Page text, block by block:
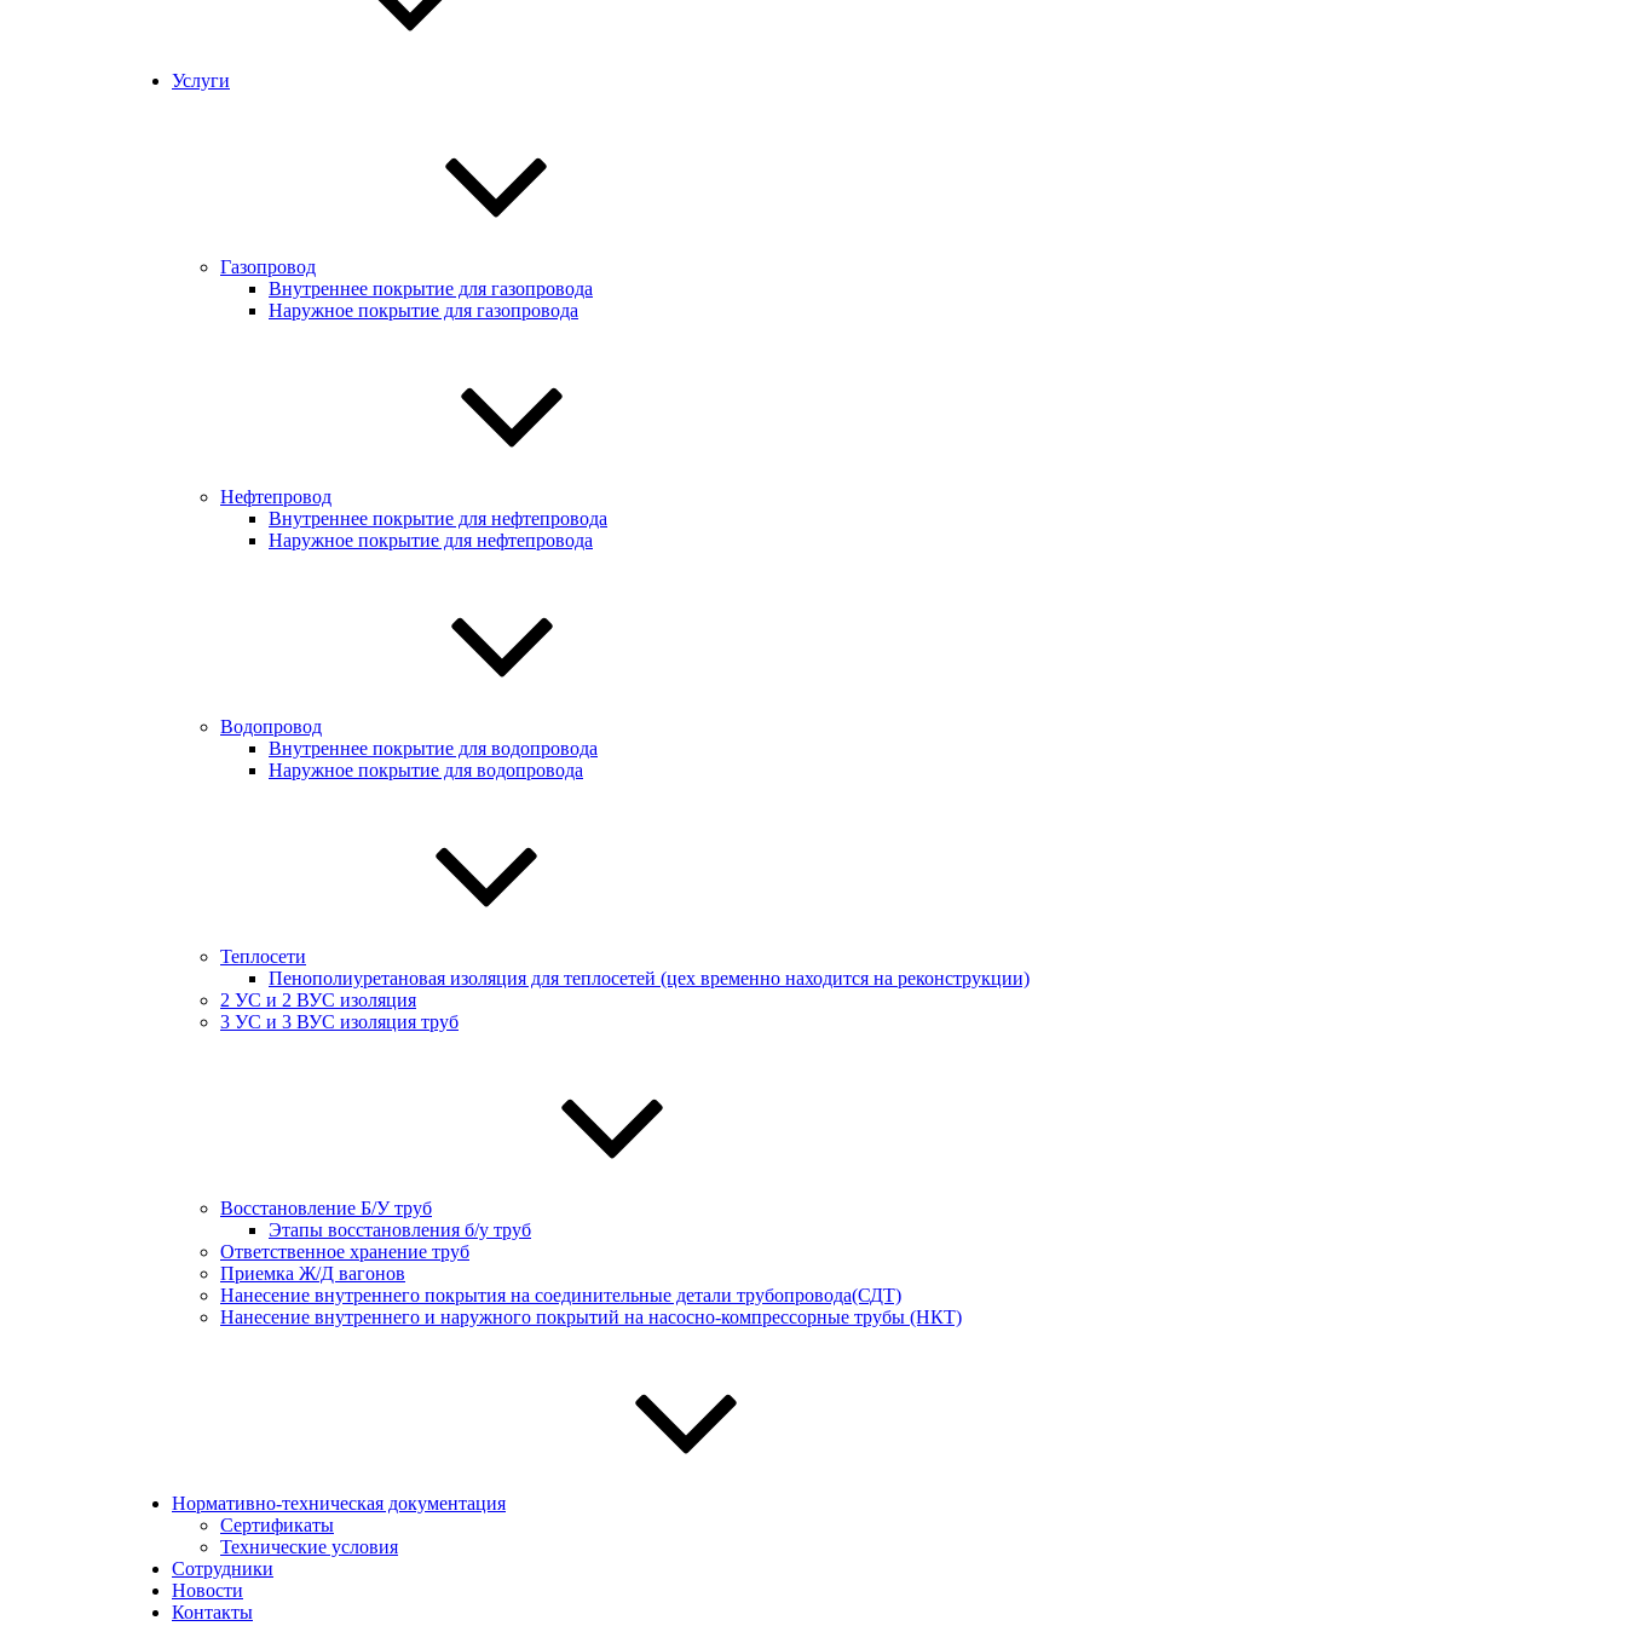
Услуги
Газопровод
Внутреннее покрытие для газопровода
Наружное покрытие для газопровода
Нефтепровод
Внутреннее покрытие для нефтепровода
Наружное покрытие для нефтепровода
Водопровод
Внутреннее покрытие для водопровода
Наружное покрытие для водопровода
Теплосети
Пенополиуретановая изоляция для теплосетей (цех временно находится на реконструкции)
2 УС и 2 ВУС изоляция
3 УС и 3 ВУС изоляция труб
Восстановление Б/У труб
Этапы восстановления б/у труб
Ответственное хранение труб
Приемка Ж/Д вагонов
Нанесение внутреннего покрытия на соединительные детали трубопровода(СДТ)
Нанесение внутреннего и наружного покрытий на насосно-компрессорные трубы (НКТ)
Нормативно-техническая документация
Сертификаты
Технические условия
Сотрудники
Новости
Контакты